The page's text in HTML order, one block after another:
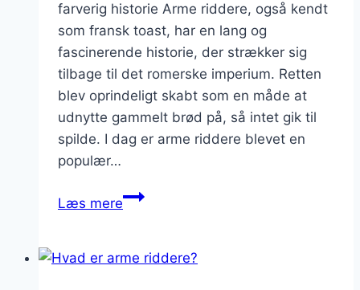
farverig historie Arme riddere, også kendt
som fransk toast, har en lang og
fascinerende historie, der strækker sig
tilbage til det romerske imperium. Retten
blev oprindeligt skabt som en måde at
udnytte gammelt brød på, så intet gik til
spilde. I dag er arme riddere blevet en
populær…
Læs mereArme
marmelade: